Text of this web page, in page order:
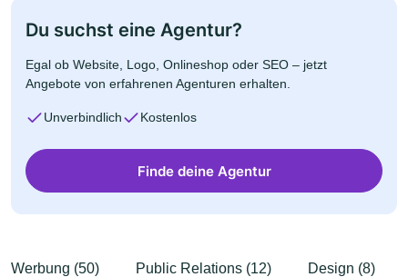
Du suchst eine Agentur?
Egal ob Website, Logo, Onlineshop oder SEO – jetzt
Angebote von erfahrenen Agenturen erhalten.
Unverbindlich Kostenlos
Finde deine Agentur
Werbung (50) Public Relations (12) Design (8)